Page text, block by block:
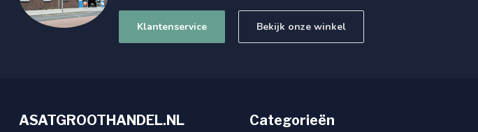
Klantenservice Bekijk onze winkel
ASATGROOTHANDEL.NL Categorieën